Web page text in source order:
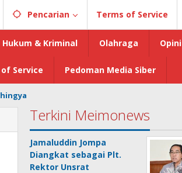
Pencarian Terms of Service
Hukum & Kriminal Olahraga Opini
Service Pedoman Media Siber
Terkini Meimonews
Jamaluddin Jompa
Diangkat sebagai Plt.
Rektor Unsrat